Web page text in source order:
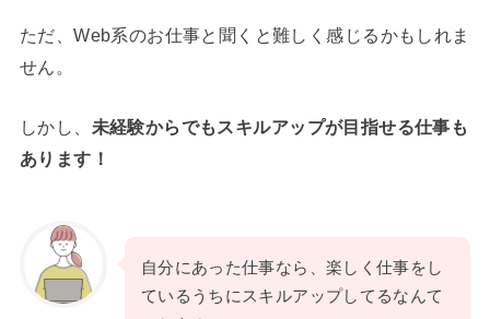
ただ、Web系のお仕事と聞くと難しく感じるかもしれま
せん。
しかし、 未経験からでもスキルアップが目指せる仕事も
あります！
自分にあった仕事なら、楽しく仕事をし
ているうちにスキルアップしてるなんて